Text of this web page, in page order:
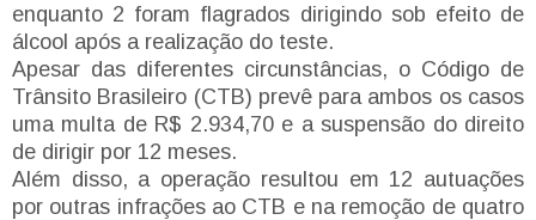
enquanto 2 foram flagrados dirigindo sob efeito de
álcool após a realização do teste.
Apesar das diferentes circunstâncias, o Código de
Trânsito Brasileiro (CTB) prevê para ambos os casos
uma multa de R$ 2.934,70 e a suspensão do direito
de dirigir por 12 meses.
Além disso, a operação resultou em 12 autuações
por outras infrações ao CTB e na remoção de quatro